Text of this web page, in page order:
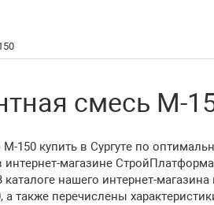
смесь М-
150 купить в Сургуте по
магазине
нашего интернет-
также перечислены